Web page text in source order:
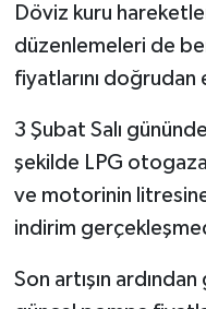
Döviz kuru
düzenlemeleri de
fiyatlarını doğrudan
3 Şubat Salı
şekilde LPG
ve motorinin
indirim
Son artışın